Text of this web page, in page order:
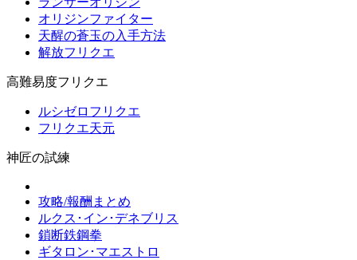
オリジンファイター
天醒の蒼玉の入手方法
解放フリクエ
高難易度フリクエ
ルシゼロフリクエ
フリクエ天元
神匠の試練
攻略/報酬まとめ
ルクス･イン･デネブリス
鎖断鉄鋼拳
ギタロン･マエストロ